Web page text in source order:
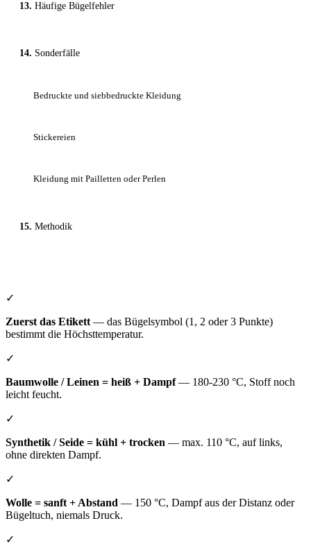
Häufige Bügelfehler
Sonderfälle
Bedruckte und siebbedruckte Kleidung
Stickereien
Kleidung mit Pailletten oder Perlen
Methodik
✓
Zuerst das Etikett — das Bügelsymbol (1, 2 oder 3 Punkte)
bestimmt die Höchsttemperatur.
✓
Baumwolle / Leinen = heiß + Dampf— 180-230 °C, Stoff noch
leicht feucht.
✓
Synthetik / Seide = kühl + trocken — max. 110 °C, auf links,
ohne direkten Dampf.
✓
Wolle = sanft + Abstand — 150 °C, Dampf aus der Distanz oder
Bügeltuch, niemals Druck.
✓